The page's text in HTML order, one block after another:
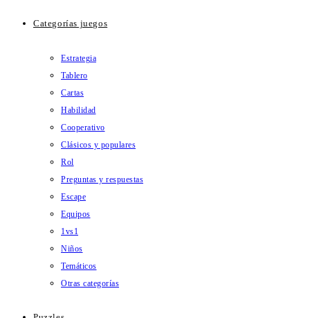
Categorías juegos
Estrategia
Tablero
Cartas
Habilidad
Cooperativo
Clásicos y populares
Rol
Preguntas y respuestas
Escape
Equipos
1vs1
Niños
Temáticos
Otras categorías